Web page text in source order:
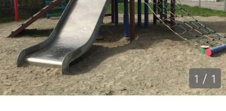
Kontakt
Impressum
Anmelden 1 / 1